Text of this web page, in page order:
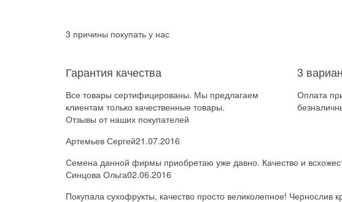
3 причины покупать у нас
Гарантия качества
Все товары сертифицированы. Мы предлагаем
клиентам только качественные товары.
3
Оплата
Отзывы от наших покупателей
Артемьев Сергей21.07.2016
Семена данной фирмы приобретаю уже давно. Качество и
Синцова Ольга02.06.2016
Покупала сухофрукты, качество просто великолепное!